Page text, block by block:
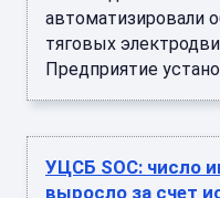
автоматизировали
тяговых
Предприятие
УЦСБ SOC: число
выросло за счет